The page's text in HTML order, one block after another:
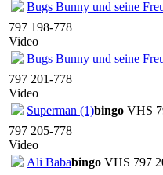
Bugs Bunny und seine
797 198-778
Video
Bugs Bunny und seine
797 201-778
Video
Superman (1)bingo VHS
797 205-778
Video
Ali Bababingo VHS 797